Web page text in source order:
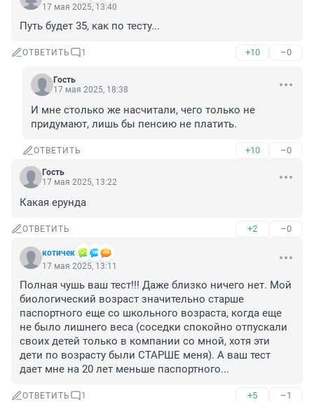
17 мая 2025, 13:40
Путь будет 35, как по тесту...
ОТВЕТИТЬ 1 +10 –0
Гость
17 мая 2025, 18:38
И мне столько же насчитали, чего только не
придумают, лишь бы пенсию не платить.
ОТВЕТИТЬ +10 –0
Гость
17 мая 2025, 13:22
Какая ерунда
ОТВЕТИТЬ +2 –0
котичек
17 мая 2025, 13:11
Полная чушь ваш тест!!! Даже близко ничего нет. Мой
биологический возраст значительно старше
паспортного еще со школьного возраста, когда еще
не было лишнего веса (соседки спокойно отпускали
своих детей только в компании со мной, хотя эти
дети по возрасту были СТАРШЕ меня). А ваш тест
дает мне на 20 лет меньше паспортного...
ОТВЕТИТЬ 1 +5 –1